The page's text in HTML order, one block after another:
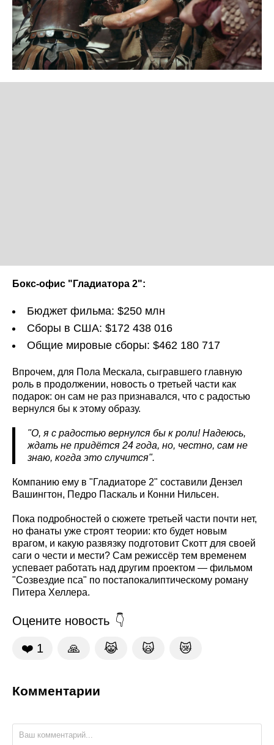
Бокс‑офис " Гладиатора 2":
Бюджет фильма: $250 млн
Сборы в США: $172 438 016
Общие мировые сборы: $462 180 717
Впрочем, для Пола Мескала, сыгравшего главную
роль в продолжении, новость о третьей части как
подарок: он сам не раз признавался, что с радостью
вернулся бы к этому образу.
"О, я с радостью вернулся бы к роли! Надеюсь,
ждать не придётся 24 года, но, честно, сам не
знаю, когда это случится".
Компанию ему в "Гладиаторе 2" составили Дензел
Вашингтон, Педро Паскаль и Конни Нильсен.
Пока подробностей о сюжете третьей части почти нет,
но фанаты уже строят теории: кто будет новым
врагом, и какую развязку подготовит Скотт для своей
саги о чести и мести? Сам режиссёр тем временем
успевает работать над другим проектом — фильмом
"Созвездие пса" по постапокалиптическому роману
Питера Хеллера.
Оцените новость
❤️ 1 🙏 😹 🙀 😿
Комментарии